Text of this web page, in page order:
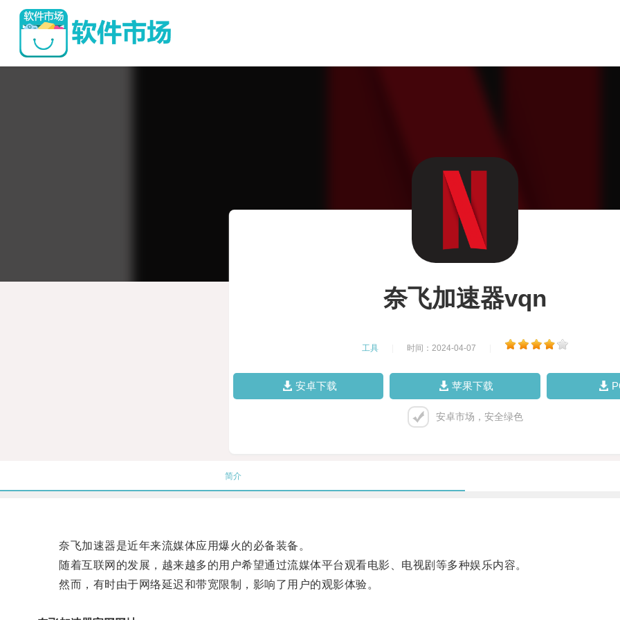
奈飞加速器vqn
工具 时间：2024-04-07
安卓下载 苹果下载
安卓市场，安全绿色
简介
奈飞加速器是近年来流媒体应用爆火的必备装备。
随着互联网的发展，越来越多的用户希望通过流媒体平台观看电影、电视剧等多种娱乐内容。
然而，有时由于网络延迟和带宽限制，影响了用户的观影体验。